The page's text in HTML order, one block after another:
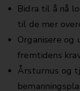
Bidra til å nå
til de mer
Organisere
fremtidens
Årsturnus og